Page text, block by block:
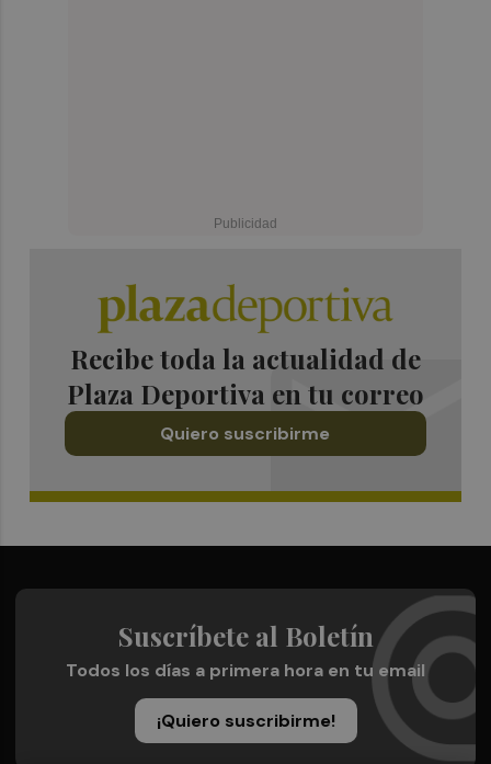
Recibe toda la actualidad de
Plaza Deportiva en tu correo
Quiero suscribirme
Suscríbete al Boletín
Todos los días a primera hora en tu email
¡Quiero suscribirme!